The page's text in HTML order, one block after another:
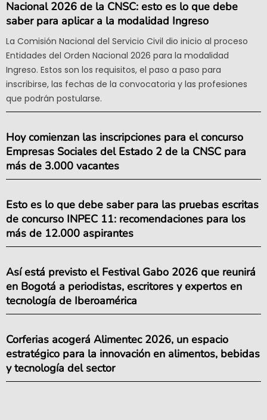
Nacional 2026 de la CNSC: esto es lo que debe
saber para aplicar a la modalidad Ingreso
La Comisión Nacional del Servicio Civil dio inicio al proceso
Entidades del Orden Nacional 2026 para la modalidad
Ingreso. Estos son los requisitos, el paso a paso para
inscribirse, las fechas de la convocatoria y las profesiones
que podrán postularse.
Hoy comienzan las inscripciones para el concurso
Empresas Sociales del Estado 2 de la CNSC para
más de 3.000 vacantes
Esto es lo que debe saber para las pruebas escritas
de concurso INPEC 11: recomendaciones para los
más de 12.000 aspirantes
Así está previsto el Festival Gabo 2026 que reunirá
en Bogotá a periodistas, escritores y expertos en
tecnología de Iberoamérica
Corferias acogerá Alimentec 2026, un espacio
estratégico para la innovación en alimentos, bebidas
y tecnología del sector